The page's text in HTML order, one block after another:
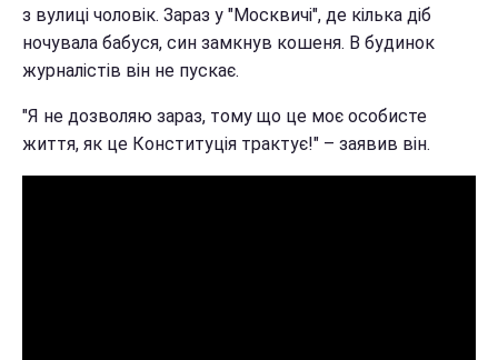
з вулиці чоловік. Зараз у "Москвичі", де кілька діб
ночувала бабуся, син замкнув кошеня. В будинок
журналістів він не пускає.
"Я не дозволяю зараз, тому що це моє особисте
життя, як це Конституція трактує!" – заявив він.